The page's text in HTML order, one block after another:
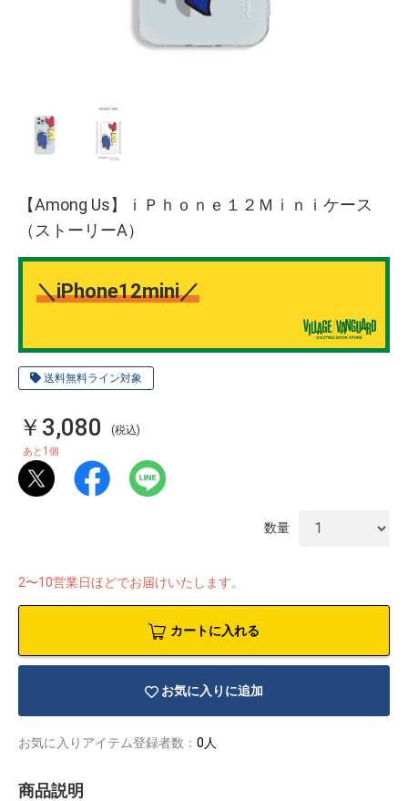
送料無料ライン対象
【Among Us】ｉＰｈｏｎｅ１２Ｍｉｎｉケース
（ストーリーA）
＼iPhone12mini／
￥3,080 (税込)
あと 1 個
数量
2〜10営業日ほどでお届けいたします。
カートに入れる
お気に入りに追加
お気に入りアイテム登録者数： 0人
商品説明
ーター
ッズ